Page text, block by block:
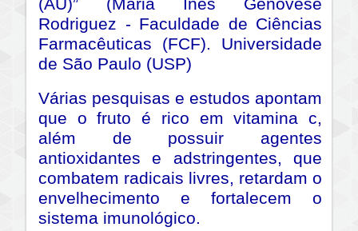
(AU)” (Maria Ines Genovese
Rodriguez - Faculdade de Ciências
Farmacêuticas (FCF). Universidade
de São Paulo (USP)
Várias pesquisas e estudos apontam
que o fruto é rico em vitamina c,
além de possuir agentes
antioxidantes e adstringentes, que
combatem radicais livres, retardam o
envelhecimento e fortalecem o
sistema imunológico.